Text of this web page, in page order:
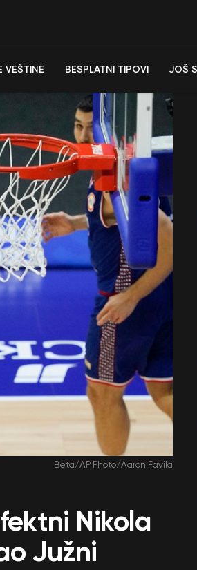
VEŠTINE BESPLATNI TIPOVI JOŠ
Beta/AP Photo/Aaron Favila
Nikola
Južni